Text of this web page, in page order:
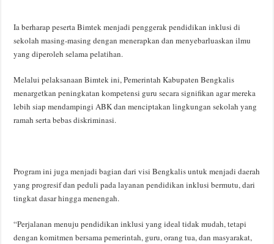
Ia berharap peserta Bimtek menjadi penggerak pendidikan inklusi di
sekolah masing-masing dengan menerapkan dan menyebarluaskan ilmu
yang diperoleh selama pelatihan.
Melalui pelaksanaan Bimtek ini, Pemerintah Kabupaten Bengkalis
menargetkan peningkatan kompetensi guru secara signifikan agar mereka
lebih siap mendampingi ABK dan menciptakan lingkungan sekolah yang
ramah serta bebas diskriminasi.
Program ini juga menjadi bagian dari visi Bengkalis untuk menjadi daerah
yang progresif dan peduli pada layanan pendidikan inklusi bermutu, dari
tingkat dasar hingga menengah.
“Perjalanan menuju pendidikan inklusi yang ideal tidak mudah, tetapi
dengan komitmen bersama pemerintah, guru, orang tua, dan masyarakat,